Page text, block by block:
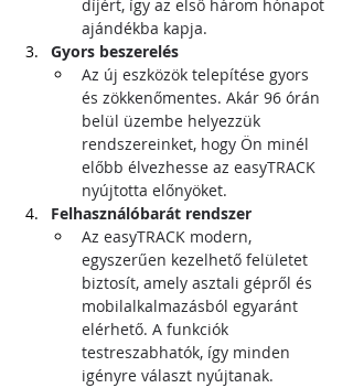
díjért, így az első három hónapot
ajándékba kapja.
Gyors beszerelés
Az új eszközök telepítése gyors
és zökkenőmentes. Akár 96 órán
belül üzembe helyezzük
rendszereinket, hogy Ön minél
előbb élvezhesse az easyTRACK
nyújtotta előnyöket.
Felhasználóbarát rendszer
Az easyTRACK modern,
egyszerűen kezelhető felületet
biztosít, amely asztali gépről és
mobilalkalmazásból egyaránt
elérhető. A funkciók
testreszabhatók, így minden
igényre választ nyújtanak.